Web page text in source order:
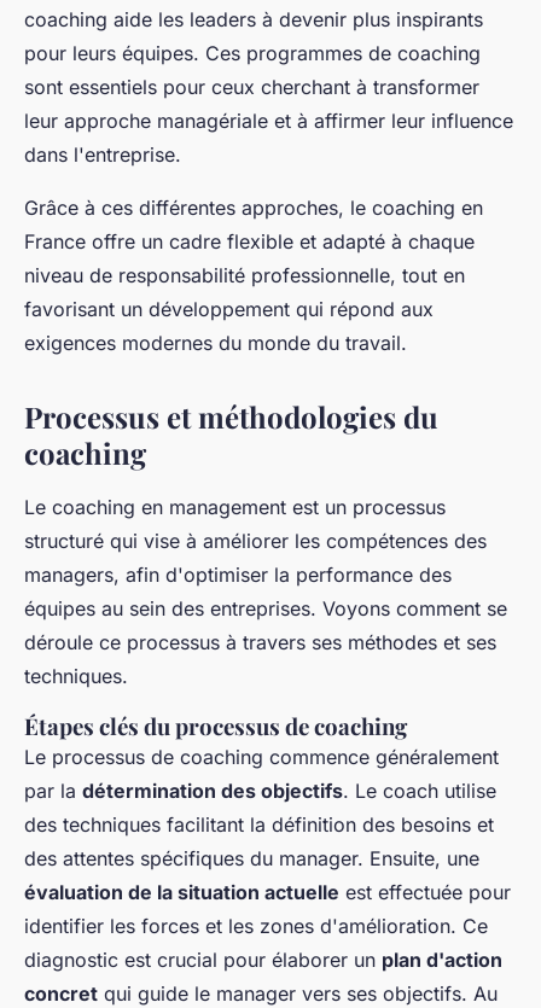
coaching aide les leaders à devenir plus inspirants
pour leurs équipes. Ces programmes de coaching
sont essentiels pour ceux cherchant à transformer
leur approche managériale et à affirmer leur influence
dans l'entreprise.
Grâce à ces différentes approches, le coaching en
France offre un cadre flexible et adapté à chaque
niveau de responsabilité professionnelle, tout en
favorisant un développement qui répond aux
exigences modernes du monde du travail.
Processus et méthodologies du
coaching
Le coaching en management est un processus
structuré qui vise à améliorer les compétences des
managers, afin d'optimiser la performance des
équipes au sein des entreprises. Voyons comment se
déroule ce processus à travers ses méthodes et ses
techniques.
Étapes clés du processus de coaching
Le processus de coaching commence généralement
par la détermination des objectifs. Le coach utilise
des techniques facilitant la définition des besoins et
des attentes spécifiques du manager. Ensuite, une
évaluation de la situation actuelle est effectuée pour
identifier les forces et les zones d'amélioration. Ce
diagnostic est crucial pour élaborer un plan d'action
concret qui guide le manager vers ses objectifs. Au